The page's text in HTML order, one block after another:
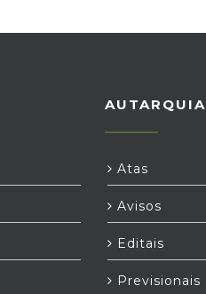
AUTARQUIA
Atas
Avisos
Editais
Previsionais